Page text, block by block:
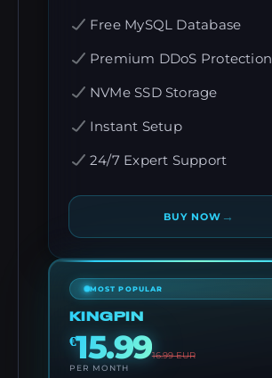
Free MySQL Database
Premium DDoS Protection
NVMe SSD Storage
Instant Setup
24/7 Expert Support
BUY NOW →
MOST POPULAR
KINGPIN
€15.9916.99EUR
PER MONTH